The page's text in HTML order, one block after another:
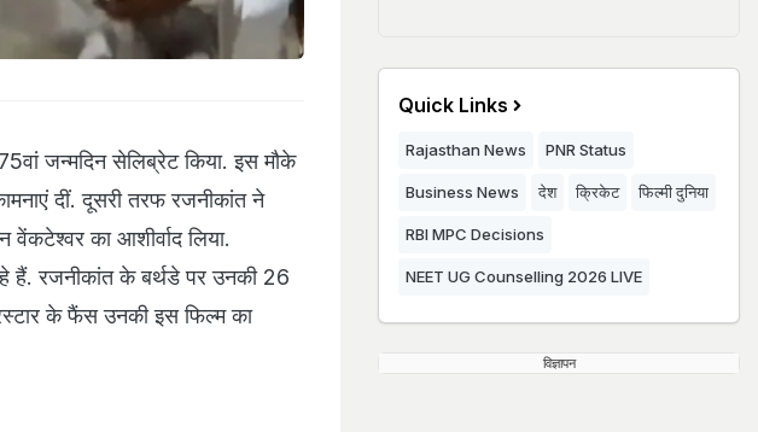
जन्मदिन सेलिब्रेट किया. इस मौके
दीं. दूसरी तरफ रजनीकांत ने
का आशीर्वाद लिया.
हैं. रजनीकांत के बर्थडे पर उनकी 26
के फैंस उनकी इस फिल्म का
Quick Links
Rajasthan News PNR Status
Business News देश क्रिकेट फिल्मी दुनिया
RBI MPC Decisions
NEET UG Counselling 2026 LIVE
विज्ञापन